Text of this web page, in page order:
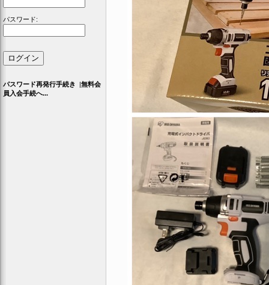
パスワード:
パスワード再発行手続き |無料会
員入会手続へ...